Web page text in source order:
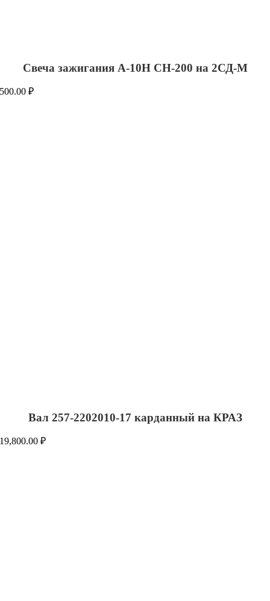
Свеча зажигания А-10Н СН-200 на 2СД-М
500.00₽
Вал 257-2202010-17 карданный на КРАЗ
19,800.00₽